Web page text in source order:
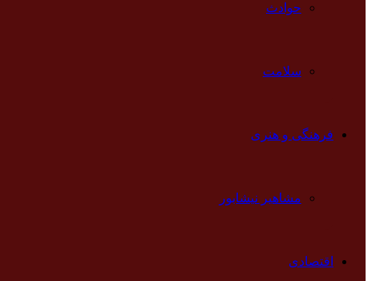
حوادث
سلامت
فرهنگی و هنری
مشاهیر نیشابور
اقتصادی